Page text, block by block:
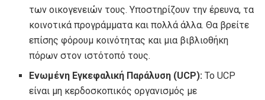
των οικογενειών τους. Υποστηρίζουν την έρευνα, τα
κοινοτικά προγράμματα και πολλά άλλα. Θα βρείτε
επίσης φόρουμ κοινότητας και μια βιβλιοθήκη
πόρων στον ιστότοπό τους.
Ενωμένη Εγκεφαλική Παράλυση (UCP): Το UCP
είναι μη κερδοσκοπικός οργανισμός με